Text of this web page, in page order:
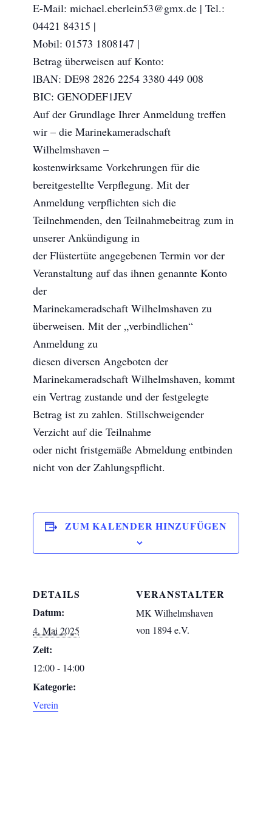
E-Mail: michael.eberlein53@gmx.de | Tel.:
04421 84315 |
Mobil: 01573 1808147 |
Betrag überweisen auf Konto:
lBAN: DE98 2826 2254 3380 449 008
BIC: GENODEF1JEV
Auf der Grundlage Ihrer Anmeldung treffen
wir – die Marinekameradschaft
Wilhelmshaven –
kostenwirksame Vorkehrungen für die
bereitgestellte Verpflegung. Mit der
Anmeldung verpflichten sich die
Teilnehmenden, den Teilnahmebeitrag zum in
unserer Ankündigung in
der Flüstertüte angegebenen Termin vor der
Veranstaltung auf das ihnen genannte Konto
der
Marinekameradschaft Wilhelmshaven zu
überweisen. Mit der „verbindlichen“
Anmeldung zu
diesen diversen Angeboten der
Marinekameradschaft Wilhelmshaven, kommt
ein Vertrag zustande und der festgelegte
Betrag ist zu zahlen. Stillschweigender
Verzicht auf die Teilnahme
oder nicht fristgemäße Abmeldung entbinden
nicht von der Zahlungspflicht.
ZUM KALENDER HINZUFÜGEN
DETAILS
Datum:
4. Mai 2025
Zeit:
12:00 - 14:00
Kategorie:
Verein
VERANSTALTER
MK Wilhelmshaven
von 1894 e.V.